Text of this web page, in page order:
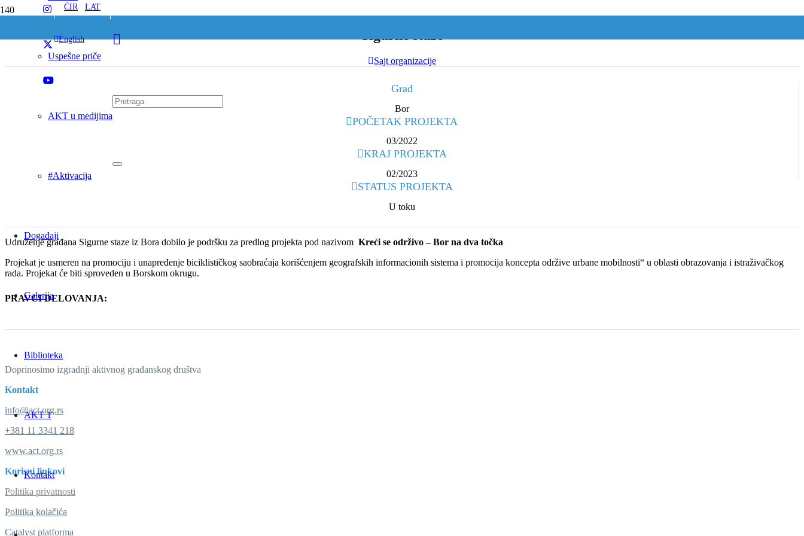
ĆIR/ LAT
English
Uspešne priče
AKT u medijima
#Aktivacija
Događaji
Galerija
Biblioteka
AKT 1
Kontakt
Sajt organizacije
Grad
Bor
POČETAK PROJEKTA
03/2022
KRAJ PROJEKTA
02/2023
STATUS PROJEKTA
U toku
Udruženje građana Sigurne staze iz Bora dobilo je podršku za predlog projekta pod nazivom Kreći se održivo – Bor na dva točka
Projekat je usmeren na promociju i unapređenje biciklističkog saobraćaja korišćenjem geografskih informacionih sistema i promocija koncepta održive urbane mobilnosti“ u oblasti obrazovanja i istraživačkog
rada. Projekat će biti sproveden u Borskom okrugu.
PRAVCI DELOVANJA:
Doprinosimo izgradnji aktivnog građanskog društva
Kontakt
info@act.org.rs
+381 11 3341 218
www.act.org.rs
Korisni linkovi
Politika privatnosti
Politika kolačića
Catalyst platforma